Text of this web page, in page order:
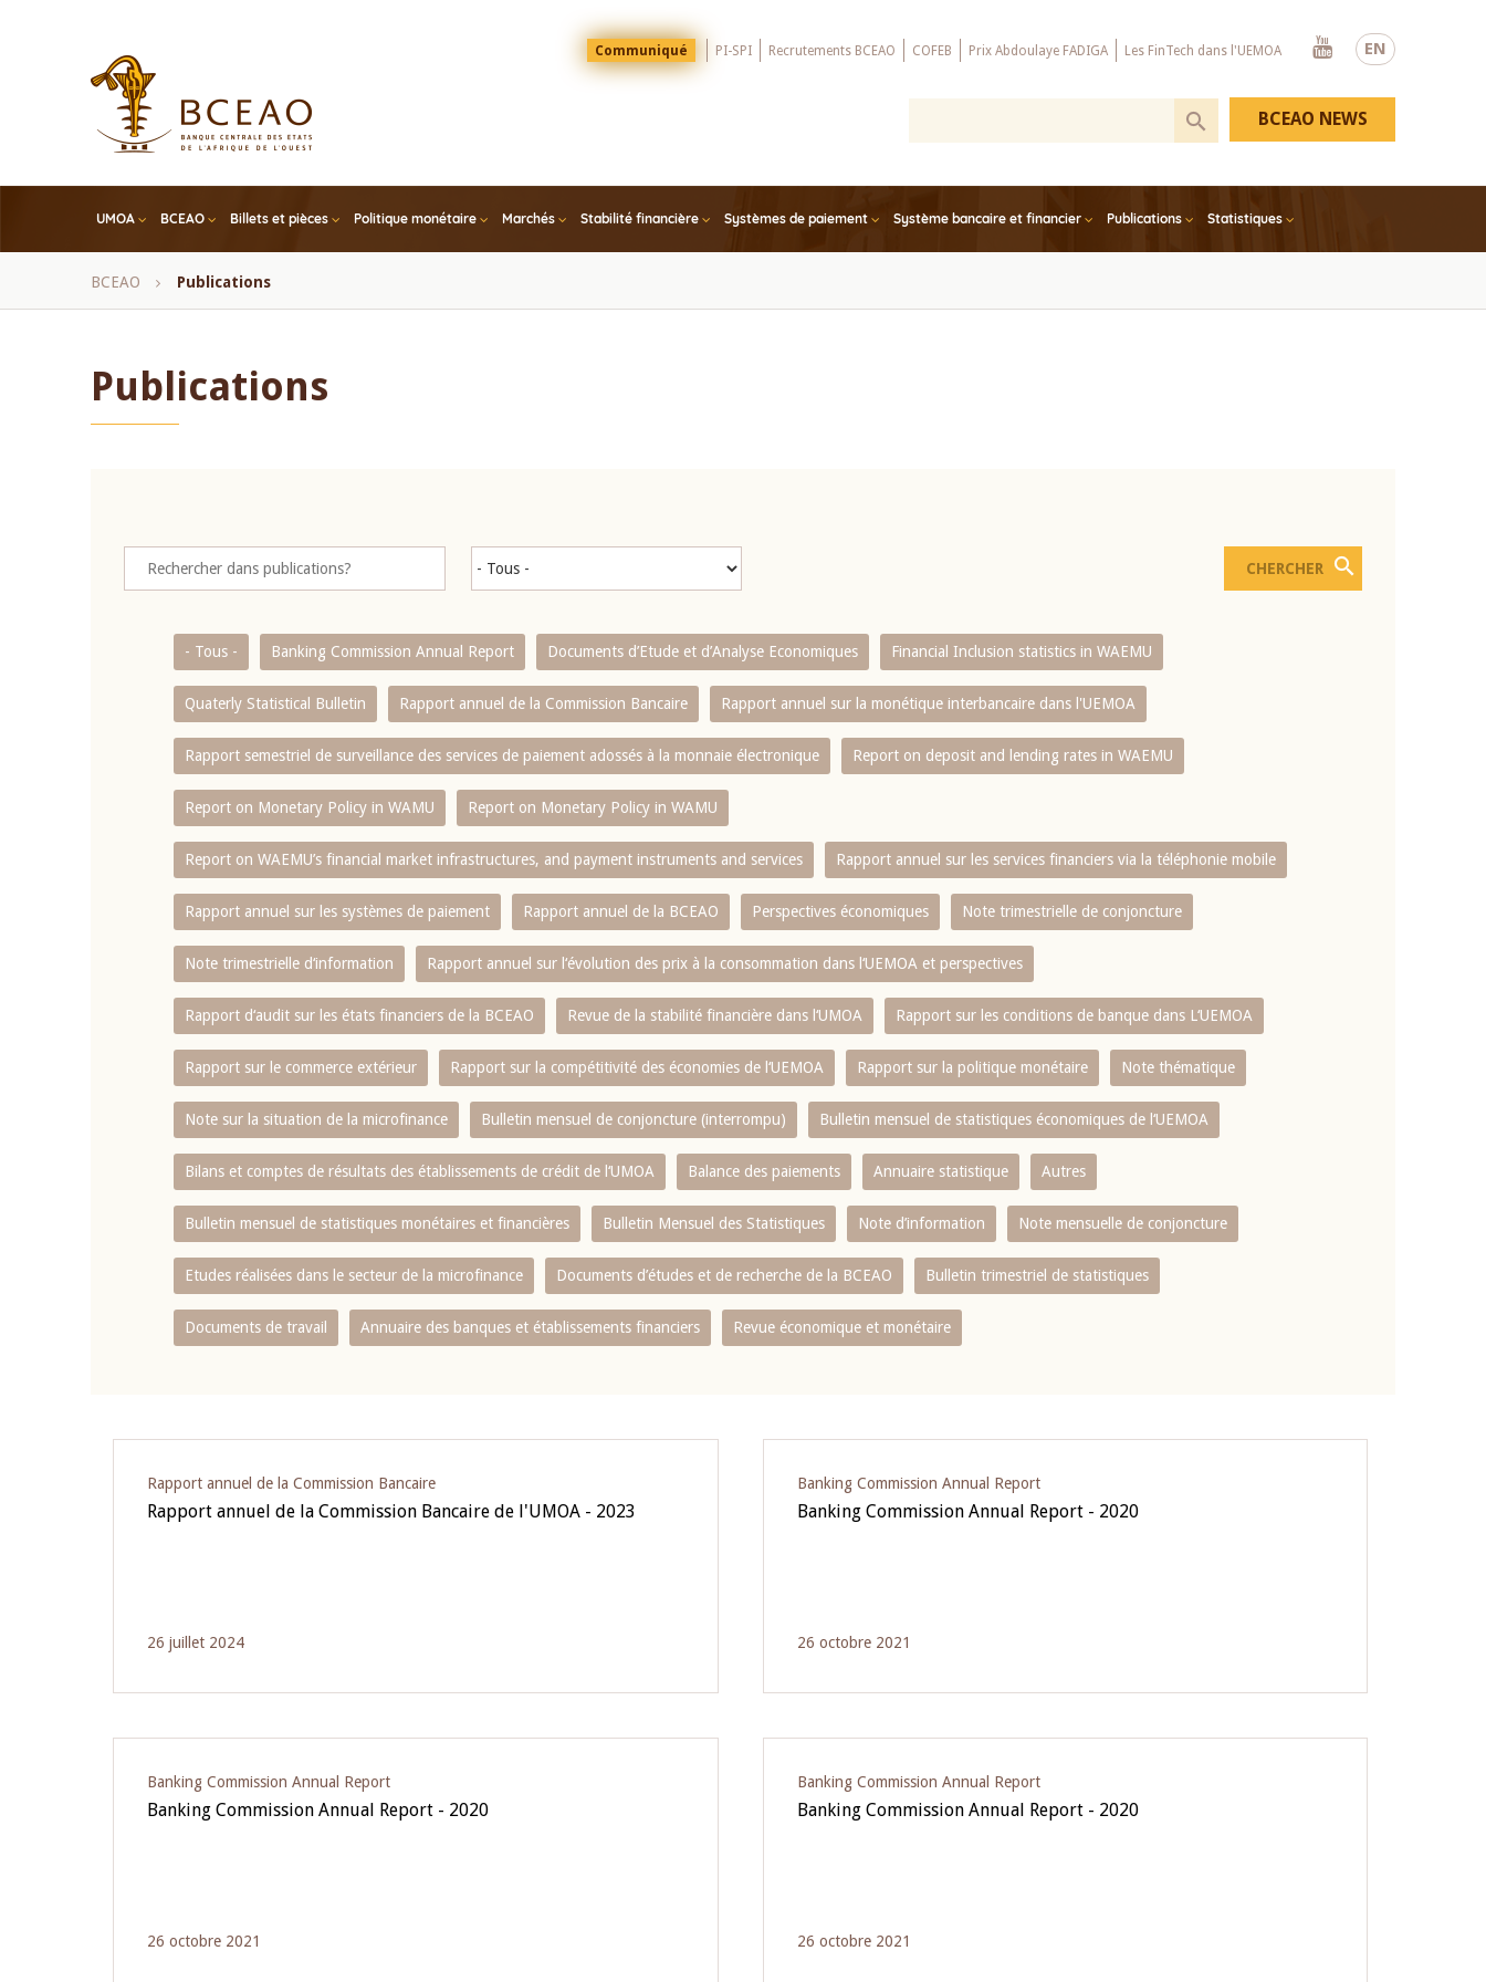
EN
Menu
Top
Communiqué PI-SPI Recrutements BCEAO COFEB Prix Abdoulaye FADIGA Les FinTech dans l'UEMOA
Youtube
UMOA BCEAO Billets et pièces Politique monétaire Marchés Stabilité financière Systèmes de paiement Système bancaire et financier Publications Statistiques
BCEAO NEWS
Fil
BCEAO Publications
Publications
- Tous - Banking Commission Annual Report Documents d’Etude et d’Analyse Economiques Financial Inclusion statistics in WAEMU
Quaterly Statistical Bulletin Rapport annuel de la Commission Bancaire Rapport annuel sur la monétique interbancaire dans l'UEMOA
Rapport semestriel de surveillance des services de paiement adossés à la monnaie électronique Report on deposit and lending rates in WAEMU
Report on Monetary Policy in WAMU Report on Monetary Policy in WAMU
Report on WAEMU’s financial market infrastructures, and payment instruments and services Rapport annuel sur les services financiers via la téléphonie mobile
Rapport annuel sur les systèmes de paiement Rapport annuel de la BCEAO Perspectives économiques Note trimestrielle de conjoncture
Note trimestrielle d‘information Rapport annuel sur l‘évolution des prix à la consommation dans l‘UEMOA et perspectives
Rapport d‘audit sur les états financiers de la BCEAO Revue de la stabilité financière dans l‘UMOA Rapport sur les conditions de banque dans L‘UEMOA
Rapport sur le commerce extérieur Rapport sur la compétitivité des économies de l‘UEMOA Rapport sur la politique monétaire Note thématique
Note sur la situation de la microfinance Bulletin mensuel de conjoncture (interrompu) Bulletin mensuel de statistiques économiques de l‘UEMOA
Bilans et comptes de résultats des établissements de crédit de l‘UMOA Balance des paiements Annuaire statistique Autres
Bulletin mensuel de statistiques monétaires et financières Bulletin Mensuel des Statistiques Note d’information Note mensuelle de conjoncture
Etudes réalisées dans le secteur de la microfinance Documents d’études et de recherche de la BCEAO Bulletin trimestriel de statistiques
Documents de travail Annuaire des banques et établissements financiers Revue économique et monétaire
Rapport annuel de la Commission Bancaire
Rapport annuel de la Commission Bancaire de l'UMOA - 2023
26 juillet 2024
Banking Commission Annual Report
Banking Commission Annual Report - 2020
26 octobre 2021
Banking Commission Annual Report
Banking Commission Annual Report - 2020
26 octobre 2021
Banking Commission Annual Report
Banking Commission Annual Report - 2020
26 octobre 2021